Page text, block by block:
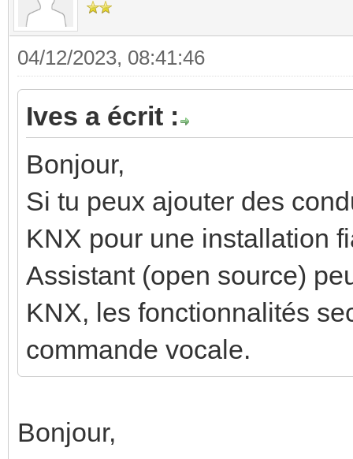
04/12/2023, 08:41:46
Ives a écrit :
Bonjour,
Si tu peux ajouter des
KNX pour une installation
Assistant (open source)
KNX, les fonctionnalités
commande vocale.
Bonjour,